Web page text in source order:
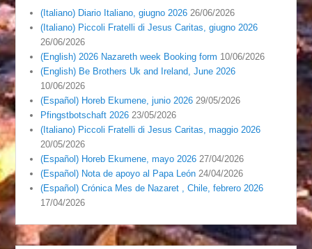
(Italiano) Diario Italiano, giugno 2026 26/06/2026
(Italiano) Piccoli Fratelli di Jesus Caritas, giugno 2026
26/06/2026
(English) 2026 Nazareth week Booking form 10/06/2026
(English) Be Brothers Uk and Ireland, June 2026
10/06/2026
(Español) Horeb Ekumene, junio 2026 29/05/2026
Pfingstbotschaft 2026 23/05/2026
(Italiano) Piccoli Fratelli di Jesus Caritas, maggio 2026
20/05/2026
(Español) Horeb Ekumene, mayo 2026 27/04/2026
(Español) Nota de apoyo al Papa León 24/04/2026
(Español) Crónica Mes de Nazaret , Chile, febrero 2026
17/04/2026